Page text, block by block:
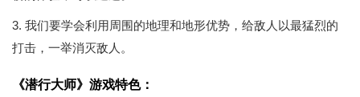
3. 我们要学会利用周围的地理和地形优势，给敌人以最猛烈的
打击，一举消灭敌人。
《潜行大师》游戏特色：